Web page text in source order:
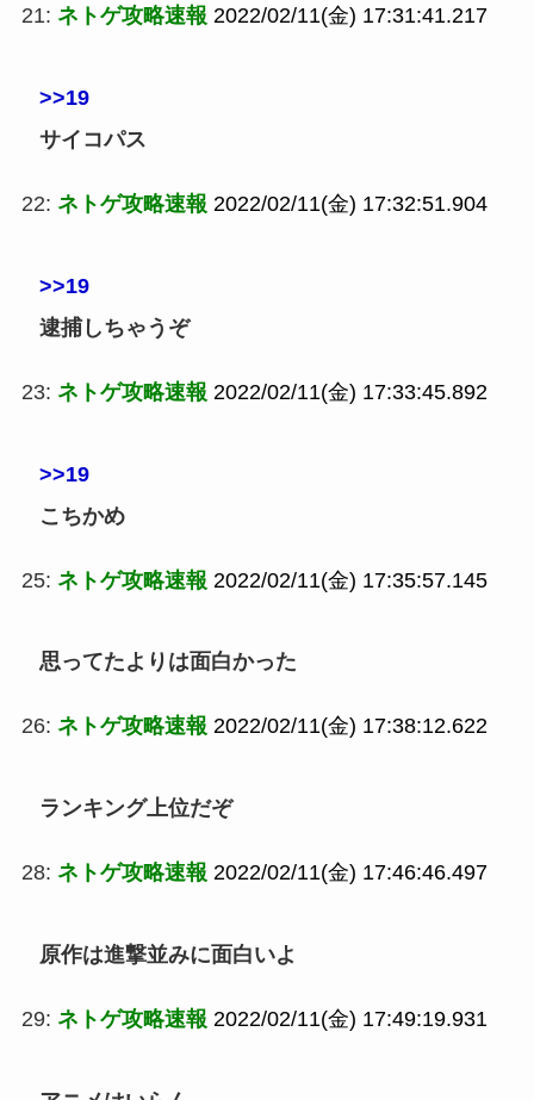
21: ネトゲ攻略速報 2022/02/11(金) 17:31:41.217
>>19
サイコパス
22: ネトゲ攻略速報 2022/02/11(金) 17:32:51.904
>>19
逮捕しちゃうぞ
23: ネトゲ攻略速報 2022/02/11(金) 17:33:45.892
>>19
こちかめ
25: ネトゲ攻略速報 2022/02/11(金) 17:35:57.145
思ってたよりは面白かった
26: ネトゲ攻略速報 2022/02/11(金) 17:38:12.622
ランキング上位だぞ
28: ネトゲ攻略速報 2022/02/11(金) 17:46:46.497
原作は進撃並みに面白いよ
29: ネトゲ攻略速報 2022/02/11(金) 17:49:19.931